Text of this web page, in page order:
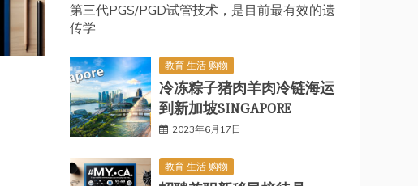
第三代PGS/PGD试管技术，是目前最有效的遗
传学
教育 生活 购物
冷冻粽子猪肉羊肉冷链海运
到新加坡SINGAPORE
2023年6月17日
教育 生活 购物